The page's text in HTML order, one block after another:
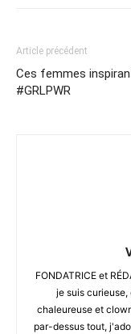
Article précédent
Ces femmes
#GRLPWR
FONDATRICE et
je suis
chaleureuse et
par-dessus tout,